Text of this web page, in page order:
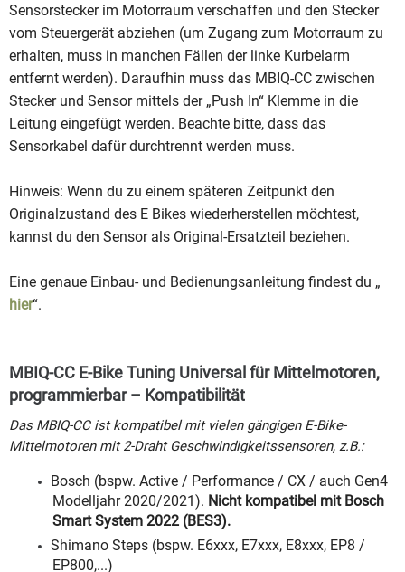
Sensorstecker im Motorraum verschaffen und den Stecker
vom Steuergerät abziehen (um Zugang zum Motorraum zu
erhalten, muss in manchen Fällen der linke Kurbelarm
entfernt werden). Daraufhin muss das MBIQ-CC zwischen
Stecker und Sensor mittels der „Push In“ Klemme in die
Leitung eingefügt werden. Beachte bitte, dass das
Sensorkabel dafür durchtrennt werden muss.
Hinweis: Wenn du zu einem späteren Zeitpunkt den
Originalzustand des E Bikes wiederherstellen möchtest,
kannst du den Sensor als Original-Ersatzteil beziehen.
Eine genaue Einbau- und Bedienungsanleitung findest du „
hier“.
MBIQ-CC E-Bike Tuning Universal für Mittelmotoren,
programmierbar – Kompatibilität
Das MBIQ-CC ist kompatibel mit vielen gängigen E-Bike-
Mittelmotoren mit 2-Draht Geschwindigkeitssensoren, z.B.:
Bosch (bspw. Active / Performance / CX / auch Gen4
Modelljahr 2020/2021). Nicht kompatibel mit Bosch
Smart System 2022 (BES3).
Shimano Steps (bspw. E6xxx, E7xxx, E8xxx, EP8 /
EP800,...)